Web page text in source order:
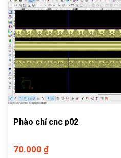
Phào chỉ cnc p02
70.000 ₫